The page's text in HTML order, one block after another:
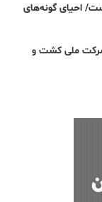
احیای گونه‌های
شرکت ملی کشت و